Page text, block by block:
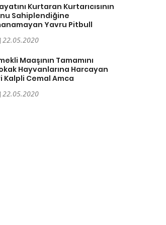
Kurtaran Kurtarıcısının
Sahiplendiğine
Yavru Pitbull
22.05.2020
Maaşının Tamamını
Hayvanlarına Harcayan
Kalpli Cemal Amca
22.05.2020